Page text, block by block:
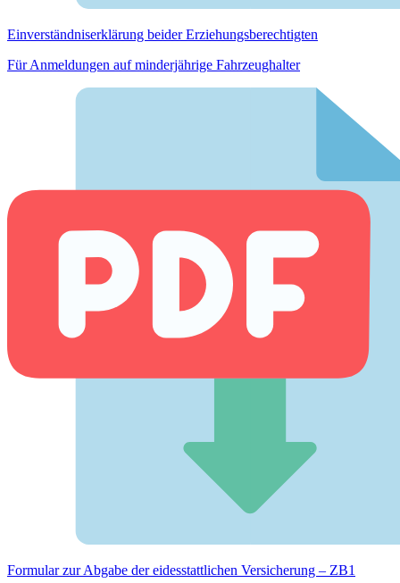
Einverständnis­erklärung beider Erziehungs­berechtigten
Für Anmeldungen auf minderjährige Fahrzeughalter
Formular zur Abgabe der eides­stattlichen Versicherung – ZB1